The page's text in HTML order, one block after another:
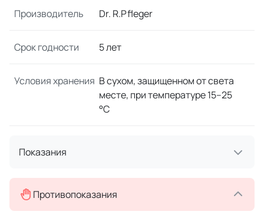
Производитель Dr. R.Pfleger
Срок годности 5 лет
Условия хранения В сухом, защищенном от света
месте, при температуре 15–25
°C
Показания
Противопоказания